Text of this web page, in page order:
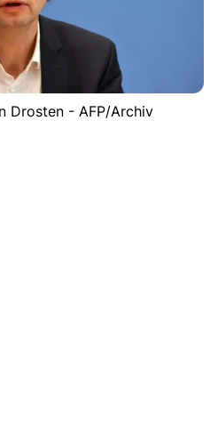
Drosten - AFP/Archiv